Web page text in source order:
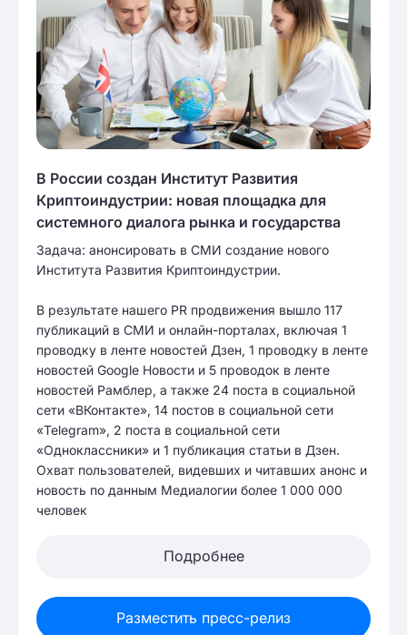
В России создан Институт Развития
Криптоиндустрии: новая площадка для
системного диалога рынка и государства
Задача: анонсировать в СМИ создание нового
Института Развития Криптоиндустрии.
В результате нашего PR продвижения вышло 117
публикаций в СМИ и онлайн-порталах, включая 1
проводку в ленте новостей Дзен, 1 проводку в ленте
новостей Google Новости и 5 проводок в ленте
новостей Рамблер, а также 24 поста в социальной
сети «ВКонтакте», 14 постов в социальной сети
«Telegram», 2 поста в социальной сети
«Одноклассники» и 1 публикация статьи в Дзен.
Охват пользователей, видевших и читавших анонс и
новость по данным Медиалогии более 1 000 000
человек
Подробнее
Разместить пресс-релиз